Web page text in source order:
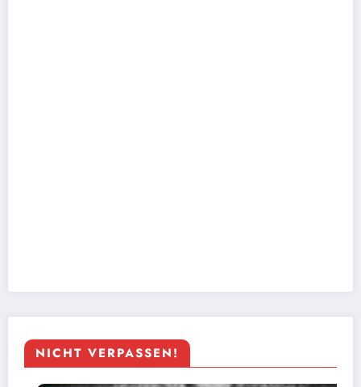
NICHT VERPASSEN!